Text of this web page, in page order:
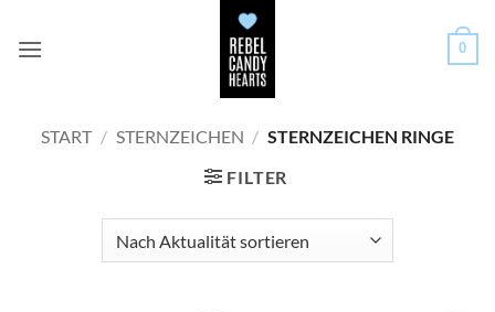
Inhalt
0
START / STERNZEICHEN / STERNZEICHEN RINGE
FILTER